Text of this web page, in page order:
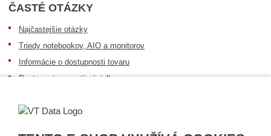
ČASTÉ OTÁZKY
Najčastejšie otázky
Triedy notebookov, AIO a monitorov
Informácie o dostupnosti tovaru
Postup pri prevzatí zásielky
Sledovanie zásielok